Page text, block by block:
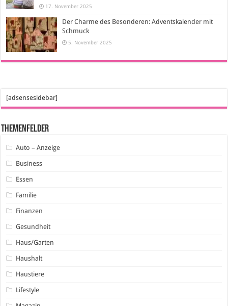
17. November 2025
Der Charme des Besonderen: Adventskalender mit
Schmuck
5. November 2025
[adsensesidebar]
Themenfelder
Auto – Anzeige
Business
Essen
Familie
Finanzen
Gesundheit
Haus/Garten
Haushalt
Haustiere
Lifestyle